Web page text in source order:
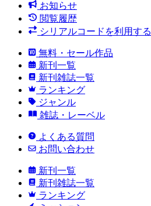
お知らせ
閲覧履歴
シリアルコードを利用する
無料・セール作品
新刊一覧
新刊雑誌一覧
ランキング
ジャンル
雑誌・レーベル
よくある質問
お問い合わせ
新刊一覧
新刊雑誌一覧
ランキング